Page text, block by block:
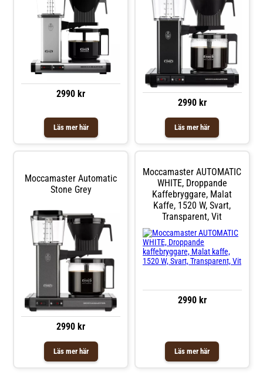
2990 kr
Läs mer här
2990 kr
Läs mer här
Moccamaster Automatic
Stone Grey
2990 kr
Läs mer här
Moccamaster AUTOMATIC
WHITE, Droppande
Kaffebryggare, Malat
Kaffe, 1520 W, Svart,
Transparent, Vit
2990 kr
Läs mer här